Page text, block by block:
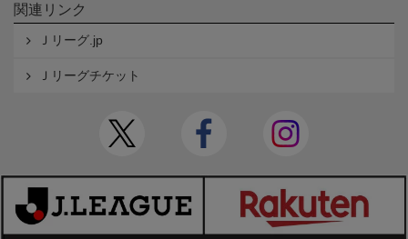
関連リンク
Ｊリーグ.jp
Ｊリーグチケット